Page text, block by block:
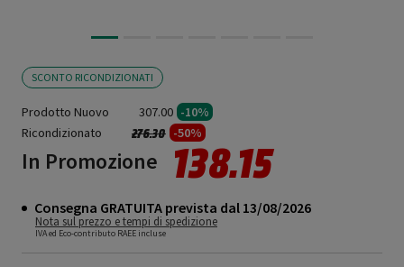
SCONTO RICONDIZIONATI
Prodotto Nuovo 307.00 -10%
Ricondizionato
Prezzo ridotto da
276.30a -50%
In Promozione 138.15
Consegna GRATUITA prevista dal 13/08/2026
Nota sul prezzo e tempi di spedizione
IVA ed Eco-contributo RAEE incluse